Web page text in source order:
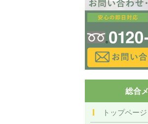
総合
トップページ